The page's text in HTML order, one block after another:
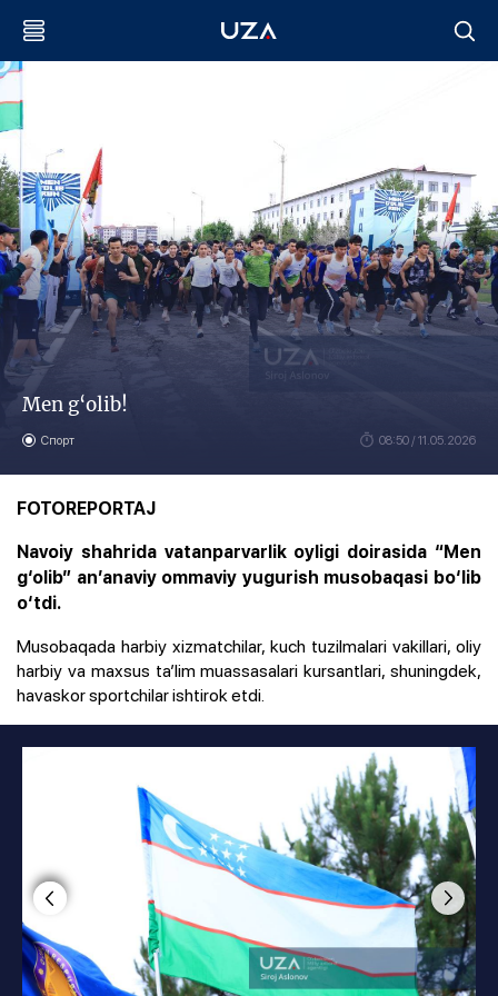
Men g‘olib!
Спорт 08:50 / 11.05.2026
FOTOREPORTAJ
Navoiy shahrida vatanparvarlik oyligi doirasida “Men
g‘olib” an’anaviy ommaviy yugurish musobaqasi bo‘lib
o‘tdi.
Musobaqada harbiy xizmatchilar, kuch tuzilmalari vakillari, oliy
harbiy va maxsus ta’lim muassasalari kursantlari, shuningdek,
havaskor sportchilar ishtirok etdi.